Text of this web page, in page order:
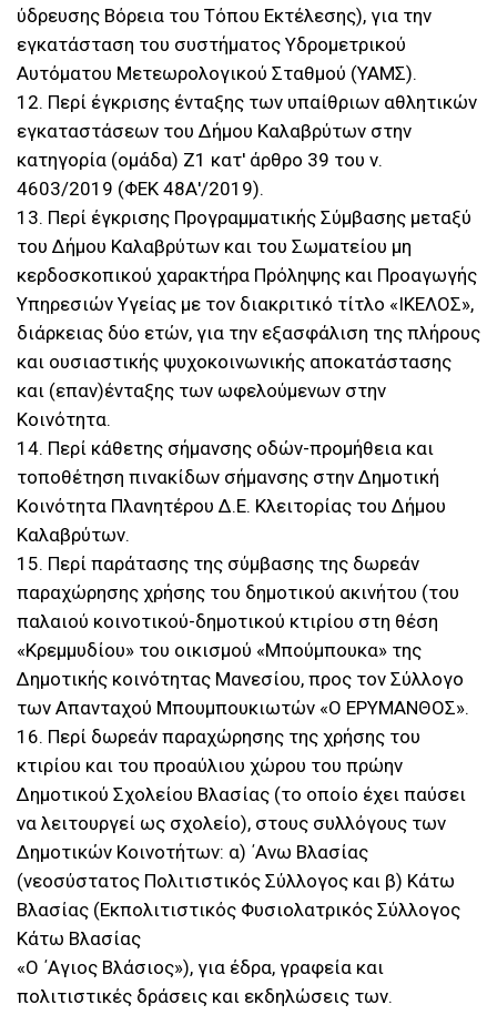
ύδρευσης Βόρεια του Τόπου Εκτέλεσης), για την
εγκατάσταση του συστήματος Υδρομετρικού
Αυτόματου Μετεωρολογικού Σταθμού (ΥΑΜΣ).
12. Περί έγκρισης ένταξης των υπαίθριων αθλητικών
εγκαταστάσεων του Δήμου Καλαβρύτων στην
κατηγορία (ομάδα) Ζ1 κατ' άρθρο 39 του ν.
4603/2019 (ΦΕΚ 48Α'/2019).
13. Περί έγκρισης Προγραμματικής Σύμβασης μεταξύ
του Δήμου Καλαβρύτων και του Σωματείου μη
κερδοσκοπικού χαρακτήρα Πρόληψης και Προαγωγής
Υπηρεσιών Υγείας με τον διακριτικό τίτλο «ΙΚΕΛΟΣ»,
διάρκειας δύο ετών, για την εξασφάλιση της πλήρους
και ουσιαστικής ψυχοκοινωνικής αποκατάστασης
και (επαν)ένταξης των ωφελούμενων στην
Κοινότητα.
14. Περί κάθετης σήμανσης οδών-προμήθεια και
τοποθέτηση πινακίδων σήμανσης στην Δημοτική
Κοινότητα Πλανητέρου Δ.Ε. Κλειτορίας του Δήμου
Καλαβρύτων.
15. Περί παράτασης της σύμβασης της δωρεάν
παραχώρησης χρήσης του δημοτικού ακινήτου (του
παλαιού κοινοτικού-δημοτικού κτιρίου στη θέση
«Κρεμμυδίου» του οικισμού «Μπούμπουκα» της
Δημοτικής κοινότητας Μανεσίου, προς τον Σύλλογο
των Απανταχού Μπουμπουκιωτών «Ο ΕΡΥΜΑΝΘΟΣ».
16. Περί δωρεάν παραχώρησης της χρήσης του
κτιρίου και του προαύλιου χώρου του πρώην
Δημοτικού Σχολείου Βλασίας (το οποίο έχει παύσει
να λειτουργεί ως σχολείο), στους συλλόγους των
Δημοτικών Κοινοτήτων: α) ΄Ανω Βλασίας
(νεοσύστατος Πολιτιστικός Σύλλογος και β) Κάτω
Βλασίας (Εκπολιτιστικός Φυσιολατρικός Σύλλογος
Κάτω Βλασίας
«Ο ΄Αγιος Βλάσιος»), για έδρα, γραφεία και
πολιτιστικές δράσεις και εκδηλώσεις των.